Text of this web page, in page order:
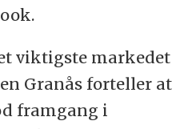
viktigste markedet
Granås forteller at
framgang i